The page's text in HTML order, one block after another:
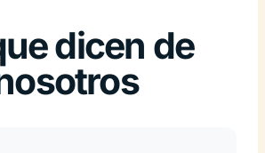
dicen de